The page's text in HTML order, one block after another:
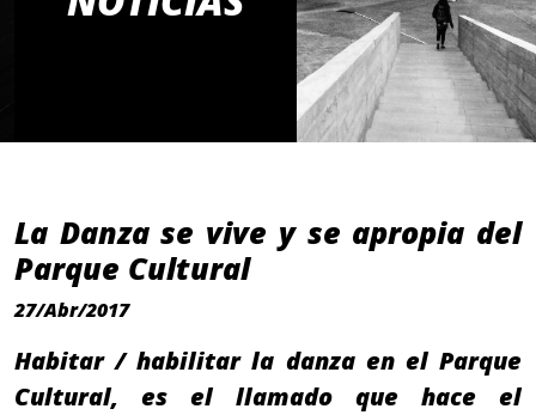
La Danza se vive y se apropia del
Parque Cultural
27/Abr/2017
Habitar / habilitar la danza en el Parque
Cultural, es el llamado que hace el